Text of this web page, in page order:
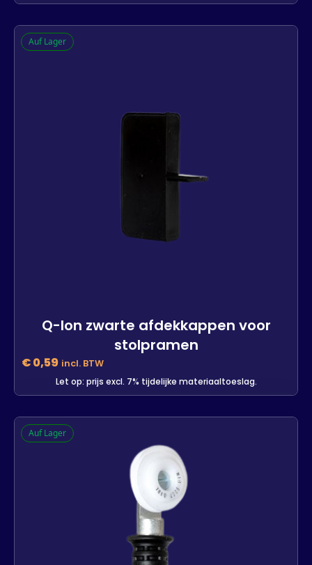
Q-lon witte afdekkappen voor
Auf Lager
Q-lon zwarte afdekkappen voor
stolpramen
€0,59 incl. BTW
Let op: prijs excl. 7% tijdelijke materiaaltoeslag.
Q-lon zwarte afdekkappen voor
Auf Lager